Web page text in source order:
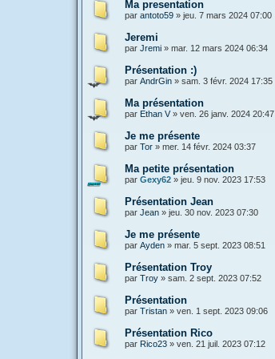
Ma presentation
par antoto59 » jeu. 7 mars 2024 07:00
Jeremi
par Jremi » mar. 12 mars 2024 06:34
Présentation :)
par AndrGin » sam. 3 févr. 2024 17:35
Ma présentation
par Ethan V » ven. 26 janv. 2024 20:47
Je me présente
par Tor » mer. 14 févr. 2024 03:37
Ma petite présentation
par Gexy62 » jeu. 9 nov. 2023 17:53
Présentation Jean
par Jean » jeu. 30 nov. 2023 07:30
Je me présente
par Ayden » mar. 5 sept. 2023 08:51
Présentation Troy
par Troy » sam. 2 sept. 2023 07:52
Présentation
par Tristan » ven. 1 sept. 2023 09:06
Présentation Rico
par Rico23 » ven. 21 juil. 2023 07:12